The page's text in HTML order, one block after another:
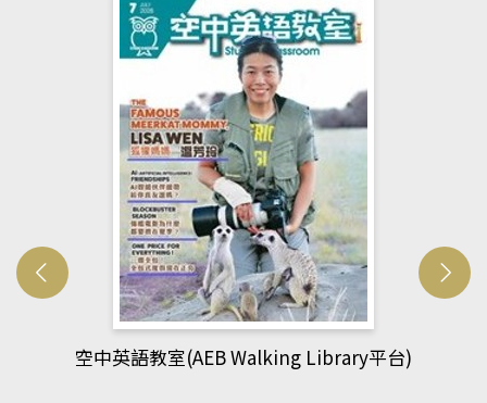
室(AEB Walking Library平台)